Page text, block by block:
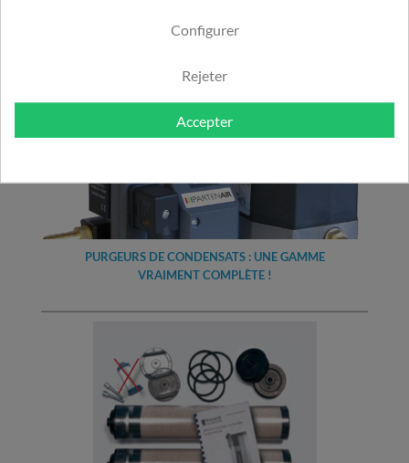
PURGEURS DE CONDENSATS : UNE GAMME
VRAIMENT COMPLÈTE !
Configurer
Rejeter
Accepter